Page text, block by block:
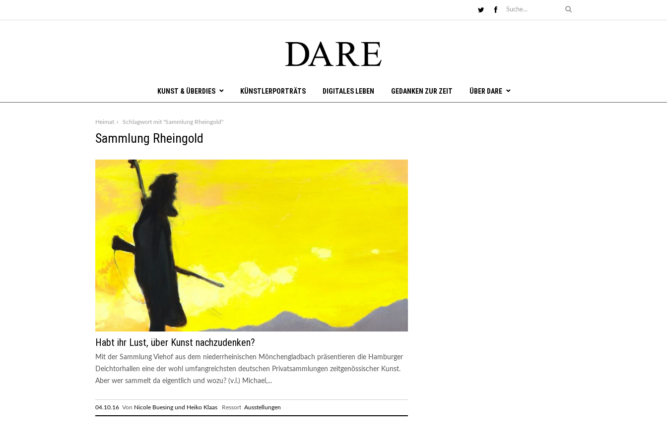
KUNST & ÜBERDIES KÜNSTLERPORTRÄTS DIGITALES LEBEN GEDANKEN ZUR ZEIT ÜBER DARE
Heimat Schlagwort mit "Sammlung Rheingold"
Sammlung Rheingold
Habt ihr Lust, über Kunst nachzudenken?
Mit der Sammlung Viehof aus dem niederrheinischen Mönchengladbach präsentieren die Hamburger
Deichtorhallen eine der wohl umfangreichsten deutschen Privatsammlungen zeitgenössischer Kunst.
Aber wer sammelt da eigentlich und wozu? (v.l.) Michael,...
04.10.16 Von Nicole Buesing und Heiko Klaas Ressort Ausstellungen